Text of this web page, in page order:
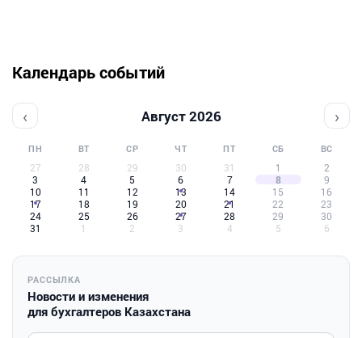
Календарь событий
‹ Август 2026 ›
ПН ВТ СР ЧТ ПТ СБ ВС
27 28 29 30 31 1
2
3
4 5 6 7 8
9
10
11 12 13 14 15
16
17
18 19 20 21 22
23
24
25 26 27 28 29
30
31
1 2 3 4 5 6
РАССЫЛКА
Новости и изменения
для бухгалтеров Казахстана